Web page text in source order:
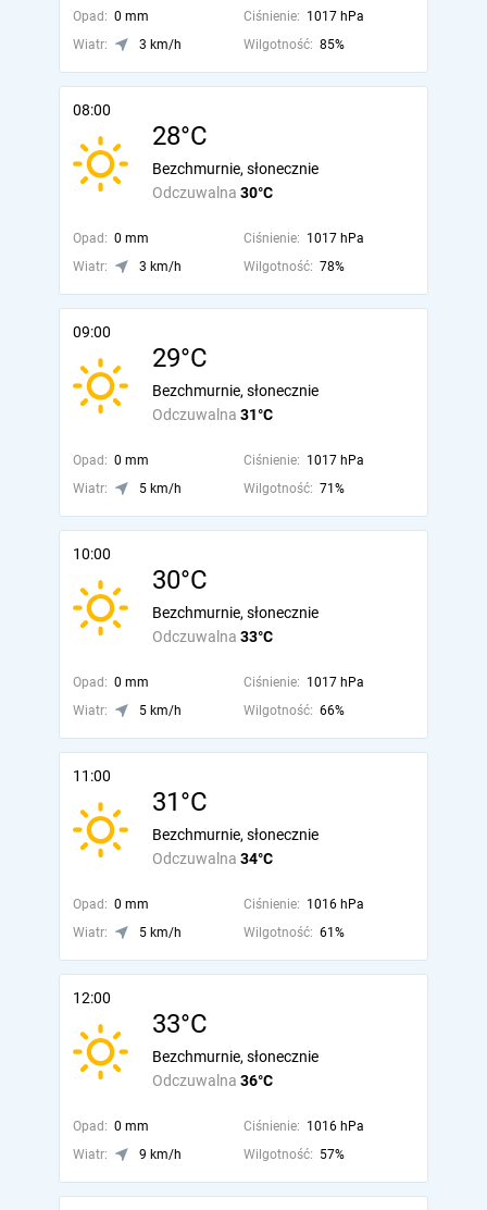
Opad: 0 mm Ciśnienie: 1017 hPa
Wiatr:
3 km/h Wilgotność: 85%
08:00
28°C
Odczuwalna 30°C
Bezchmurnie, słonecznie
Opad: 0 mm Ciśnienie: 1017 hPa
Wiatr:
3 km/h Wilgotność: 78%
09:00
29°C
Odczuwalna 31°C
Bezchmurnie, słonecznie
Opad: 0 mm Ciśnienie: 1017 hPa
Wiatr:
5 km/h Wilgotność: 71%
10:00
30°C
Odczuwalna 33°C
Bezchmurnie, słonecznie
Opad: 0 mm Ciśnienie: 1017 hPa
Wiatr:
5 km/h Wilgotność: 66%
11:00
31°C
Odczuwalna 34°C
Bezchmurnie, słonecznie
Opad: 0 mm Ciśnienie: 1016 hPa
Wiatr:
5 km/h Wilgotność: 61%
12:00
33°C
Odczuwalna 36°C
Bezchmurnie, słonecznie
Opad: 0 mm Ciśnienie: 1016 hPa
Wiatr:
9 km/h Wilgotność: 57%